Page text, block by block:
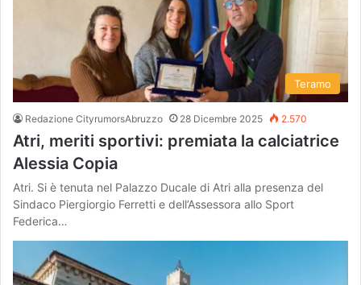
Teramo
Redazione CityrumorsAbruzzo 28 Dicembre 2025 2.570
Atri, meriti sportivi: premiata la calciatrice
Alessia Copia
Atri. Si è tenuta nel Palazzo Ducale di Atri alla presenza del
Sindaco Piergiorgio Ferretti e dell’Assessora allo Sport
Federica…